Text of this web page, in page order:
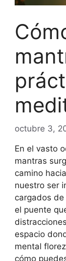
octubre 3,
En el vasto
mantras
camino
nuestro ser
cargados
el puente
espacio
mental
cómo